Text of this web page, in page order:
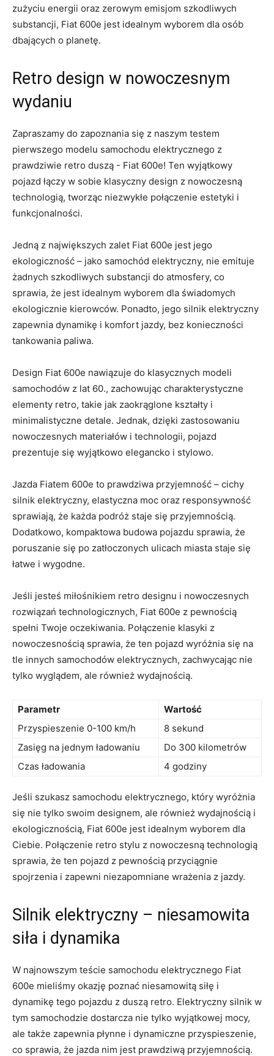
zużyciu energii oraz zerowym emisjom szkodliwych
substancji, Fiat⁣ 600e jest ​idealnym wyborem dla ​osób
dbających o‍ planetę.
Retro design⁤ w nowoczesnym
wydaniu
Zapraszamy‍ do zapoznania ⁤się ​z naszym ​testem​
pierwszego modelu samochodu elektrycznego z
prawdziwie ‍retro duszą ‍- Fiat‍ 600e!‌ Ten wyjątkowy​
pojazd​ łączy⁣ w sobie⁣ klasyczny design⁣ z nowoczesną
technologią, tworząc niezwykłe połączenie ⁣estetyki i
funkcjonalności.
Jedną z największych zalet Fiat 600e jest jego
ekologiczność⁢ – ‍jako samochód elektryczny, nie‌ emituje
⁤żadnych szkodliwych substancji do atmosfery, co
⁣sprawia, że jest idealnym wyborem dla świadomych
ekologicznie‍ kierowców. Ponadto, jego⁢ silnik elektryczny
zapewnia‍ dynamikę⁣ i komfort jazdy, bez ​konieczności
tankowania paliwa.
Design Fiat⁤ 600e nawiązuje do⁢ klasycznych modeli
samochodów z​ lat 60., zachowując charakterystyczne
elementy retro, takie jak zaokrąglone kształty i
minimalistyczne detale. Jednak, dzięki zastosowaniu
nowoczesnych materiałów i technologii, pojazd
prezentuje się wyjątkowo elegancko i ​stylowo.
Jazda Fiatem 600e⁣ to‌ prawdziwa przyjemność – cichy
silnik elektryczny, elastyczna⁢ moc oraz ​responsywność
sprawiają,​ że każda‌ podróż staje się przyjemnością.
Dodatkowo,⁢ kompaktowa‌ budowa pojazdu sprawia, że
poruszanie się ⁣po zatłoczonych ulicach miasta ⁣staje się
łatwe i wygodne.
Jeśli jesteś miłośnikiem ⁣retro designu i nowoczesnych
rozwiązań technologicznych, Fiat 600e z pewnością⁤
spełni Twoje oczekiwania. Połączenie klasyki ⁤z
nowoczesnością sprawia, ⁢że ten pojazd wyróżnia się na
tle innych samochodów ⁤elektrycznych, zachwycając nie
tylko wyglądem, ale również wydajnością.
Parametr
Wartość
Przyspieszenie 0-100 km/h
8 sekund
Zasięg na jednym ⁤ładowaniu
Do ⁤300 kilometrów
Czas ładowania
4 godziny
Jeśli szukasz samochodu elektrycznego, który wyróżnia
się⁢ nie‍ tylko swoim designem, ale również wydajnością i
ekologicznością, Fiat 600e jest idealnym ‌wyborem dla
Ciebie. Połączenie ⁣retro stylu z ⁢nowoczesną technologią‍
sprawia, że​ ten pojazd z pewnością przyciągnie‌
spojrzenia i zapewni niezapomniane⁣ wrażenia‍ z jazdy.
Silnik elektryczny​ – niesamowita
siła i dynamika
W​ najnowszym teście samochodu elektrycznego Fiat
600e mieliśmy okazję poznać niesamowitą siłę i
dynamikę‍ tego pojazdu ‍z ⁤duszą retro.⁣ Elektryczny silnik​ w
tym samochodzie dostarcza nie tylko‍ wyjątkowej mocy,
‌ale także zapewnia‌ płynne i dynamiczne przyspieszenie,
co sprawia, że‌ jazda nim jest prawdziwą przyjemnością.